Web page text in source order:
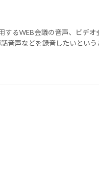
するWEB会議の音声、ビデ
音声などを録音したいという